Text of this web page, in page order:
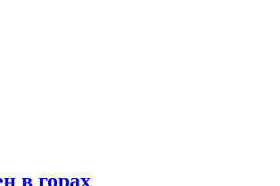
в горах